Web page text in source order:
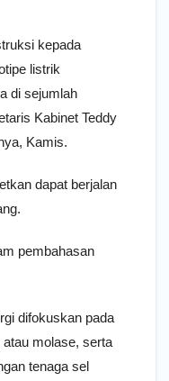
kepada
listrik
di sejumlah
Kabinet Teddy
Kamis.
dapat berjalan
pembahasan
difokuskan pada
molase, serta
tenaga sel